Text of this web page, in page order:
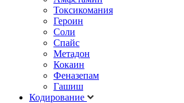
Токсикомания
Героин
Соли
Спайс
Метадон
Кокаин
Феназепам
Гашиш
Кодирование